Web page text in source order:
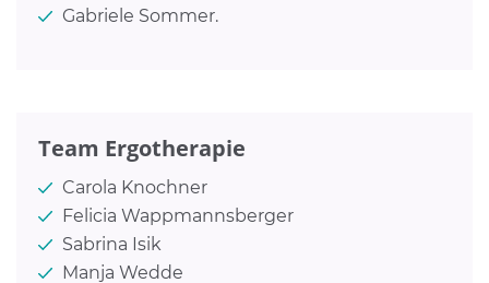
Gabriele Sommer.
Team Ergotherapie
Carola Knochner
Felicia Wappmannsberger
Sabrina Isik
Manja Wedde